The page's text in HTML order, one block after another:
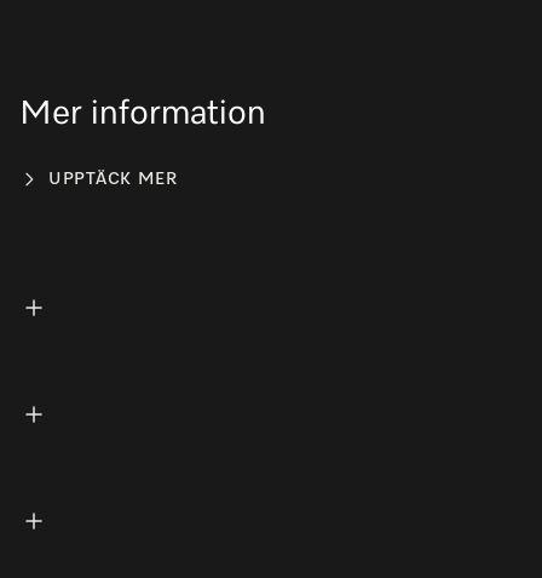
Mer information
UPPTÄCK MER